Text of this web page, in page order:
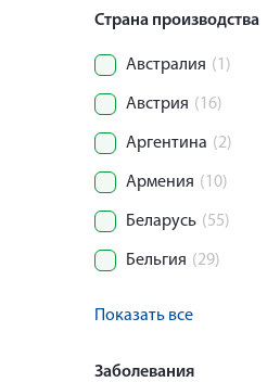
Страна производства
Австралия (1)
Австрия (16)
Аргентина (2)
Армения (10)
Беларусь (55)
Бельгия (29)
Показать все
Заболевания